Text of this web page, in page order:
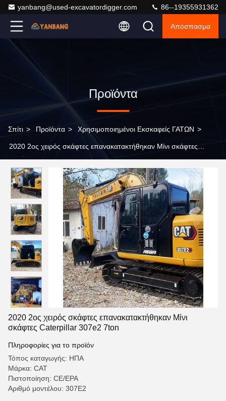
yanbang@used-excavatordigger.com 86--19355931362
Απόσπασμα
Προϊόντα
Σπίτι > Προϊόντα > Χρησιμοποιημένοι Εκσκαφείς ΓΑΤΩΝ >
2020 2ος χειρός σκάφτες επανακατακτήθηκαν Μίνι σκάφτες
2020 2ος χειρός σκάφτες επανακατακτήθηκαν Μίνι
σκάφτες Caterpillar 307e2 7ton
Πληροφορίες για το προϊόν
Τόπος καταγωγής: ΗΠΑ
Μάρκα: CAT
Πιστοποίηση: CE/EPA
Αριθμό μοντέλου: 307Ε2